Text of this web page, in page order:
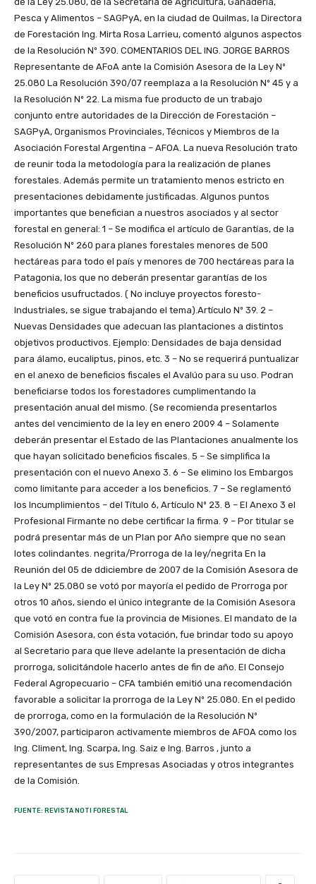
Pesca y Alimentos – SAGPyA, en la ciudad de Quilmas, la Directora
de Forestación Ing. Mirta Rosa Larrieu, comentó algunos aspectos
de la Resolución Nº 390. COMENTARIOS DEL ING. JORGE BARROS
Representante de AFoA ante la Comisión Asesora de la Ley Nº
25.080 La Resolución 390/07 reemplaza a la Resolución Nº 45 y a
la Resolución Nº 22. La misma fue producto de un trabajo
conjunto entre autoridades de la Dirección de Forestación –
SAGPyA, Organismos Provinciales, Técnicos y Miembros de la
Asociación Forestal Argentina – AFOA. La nueva Resolución trato
de reunir toda la metodología para la realización de planes
forestales. Además permite un tratamiento menos estricto en
presentaciones debidamente justificadas. Algunos puntos
importantes que benefician a nuestros asociados y al sector
forestal en general: 1 – Se modifica el artículo de Garantías, de la
Resolución Nº 260 para planes forestales menores de 500
hectáreas para todo el país y menores de 700 hectáreas para la
Patagonia, los que no deberán presentar garantías de los
beneficios usufructados. ( No incluye proyectos foresto-
Industriales, se sigue trabajando el tema).Artículo Nº 39. 2 –
Nuevas Densidades que adecuan las plantaciones a distintos
objetivos productivos. Ejemplo: Densidades de baja densidad
para álamo, eucaliptus, pinos, etc. 3 – No se requerirá puntualizar
en el anexo de beneficios fiscales el Avalúo para su uso. Podran
beneficiarse todos los forestadores cumplimentando la
presentación anual del mismo. (Se recomienda presentarlos
antes del vencimiento de la ley en enero 2009 4 – Solamente
deberán presentar el Estado de las Plantaciones anualmente los
que hayan solicitado beneficios fiscales. 5 – Se simplifica la
presentación con el nuevo Anexo 3. 6 – Se elimino los Embargos
como limitante para acceder a los beneficios. 7 – Se reglamentó
los Incumplimientos – del Título 6, Artículo Nº 23. 8 – El Anexo 3 el
Profesional Firmante no debe certificar la firma. 9 – Por titular se
podrá presentar más de un Plan por Año siempre que no sean
lotes colindantes. negrita/Prorroga de la ley/negrita En la
Reunión del 05 de ddiciembre de 2007 de la Comisión Asesora de
la Ley Nº 25.080 se votó por mayoría el pedido de Prorroga por
otros 10 años, siendo el único integrante de la Comisión Asesora
que votó en contra fue la provincia de Misiones. El mandato de la
Comisión Asesora, con ésta votación, fue brindar todo su apoyo
al Secretario para que lleve adelante la presentación de dicha
prorroga, solicitándole hacerlo antes de fin de año. El Consejo
Federal Agropecuario – CFA también emitió una recomendación
favorable a solicitar la prorroga de la Ley Nº 25.080. En el pedido
de prorroga, como en la formulación de la Resolución Nº
390/2007, participaron activamente miembros de AFOA como los
Ing. Climent, Ing. Scarpa, Ing. Saiz e Ing. Barros , junto a
representantes de sus Empresas Asociadas y otros integrantes
de la Comisión.
FUENTE: REVISTA NOTI FORESTAL